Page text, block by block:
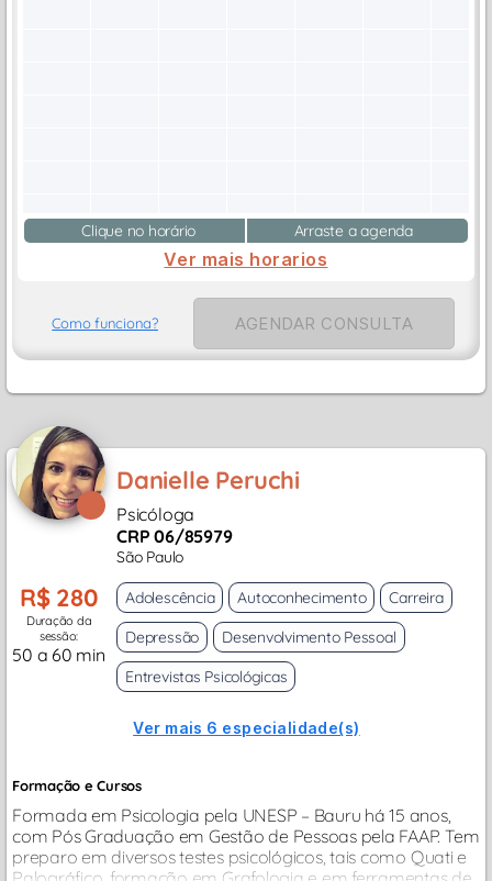
Clique no horário Arraste a agenda
Ver mais horarios
Como funciona? AGENDAR CONSULTA
Danielle Peruchi
Psicóloga
CRP 06/85979
São Paulo
R$ 280
Duração da
sessão:
50 a 60 min
Adolescência Autoconhecimento
Carreira
Depressão
Desenvolvimento Pessoal
Entrevistas Psicológicas
Ver mais 6 especialidade(s)
Formação e Cursos
Formada em Psicologia pela UNESP – Bauru há 15 anos,
com Pós Graduação em Gestão de Pessoas pela FAAP. Tem
preparo em diversos testes psicológicos, tais como Quati e